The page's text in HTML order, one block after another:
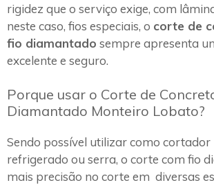
rigidez que o serviço exige, com
neste caso, fios especiais, o corte de
fio diamantado sempre apresenta
excelente e seguro.
Porque usar o Corte de
Diamantado Monteiro Lobato?
Sendo possível utilizar como cortador
refrigerado ou serra, o corte com fio
mais precisão no corte em diversas